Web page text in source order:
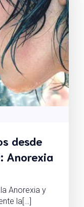
desde
Anorexia
Anorexia y
la[…]